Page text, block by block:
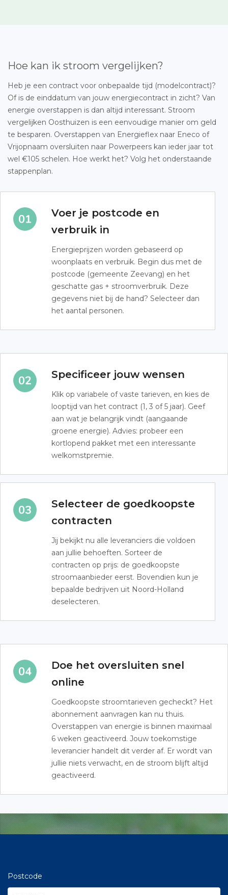
Hoe kan ik stroom vergelijken?
Heb je een contract voor onbepaalde tijd (modelcontract)?
Of is de einddatum van jouw energiecontract in zicht? Van
energie overstappen is dan altijd interessant. Stroom
vergelijken Oosthuizen is een eenvoudige manier om geld
te besparen. Overstappen van Energieflex naar Eneco of
Vrijopnaam oversluiten naar Powerpeers kan ieder jaar tot
wel €105 schelen. Hoe werkt het? Volg het onderstaande
stappenplan.
Voer je postcode en
verbruik in
Energieprijzen worden gebaseerd op
woonplaats en verbruik. Begin dus met de
postcode (gemeente Zeevang) en het
geschatte gas + stroomverbruik. Deze
gegevens niet bij de hand? Selecteer dan
het aantal personen.
Specificeer jouw wensen
Klik op variabele of vaste tarieven, en kies de
looptijd van het contract (1, 3 of 5 jaar). Geef
aan wat je belangrijk vindt (aangaande
groene energie). Advies: probeer een
kortlopend pakket met een interessante
welkomstpremie.
Selecteer de goedkoopste
contracten
Jij bekijkt nu alle leveranciers die voldoen
aan jullie behoeften. Sorteer de
contracten op prijs: de goedkoopste
stroomaanbieder eerst. Bovendien kun je
bepaalde bedrijven uit Noord-Holland
deselecteren.
Doe het oversluiten snel
online
Goedkoopste stroomtarieven gecheckt? Het
abonnement aanvragen kan nu thuis.
Overstappen van energie is binnen maximaal
6 weken geactiveerd. Jouw toekomstige
leverancier handelt dit verder af. Er wordt van
jullie niets verwacht, en de stroom blijft altijd
geactiveerd.
Postcode